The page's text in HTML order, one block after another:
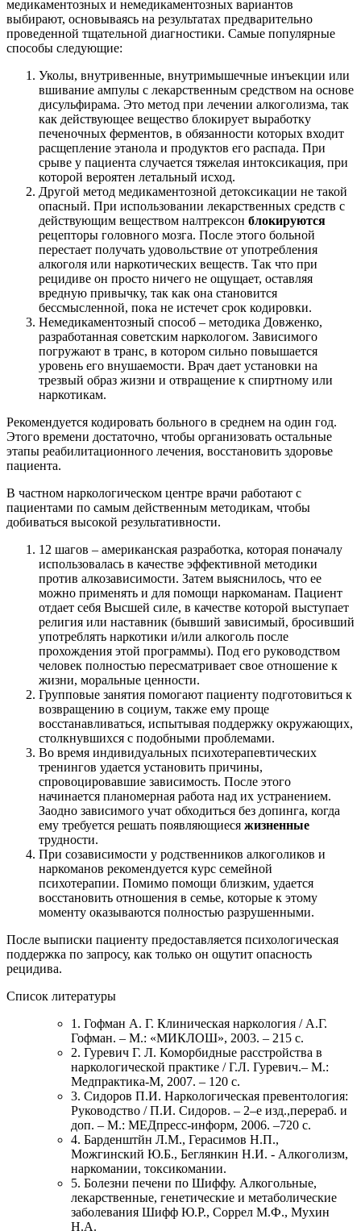
медикаментозных и немедикаментозных вариантов
выбирают, основываясь на результатах предварительно
проведенной тщательной диагностики. Самые популярные
способы следующие:
Уколы, внутривенные, внутримышечные инъекции или
вшивание ампулы с лекарственным средством на основе
дисульфирама. Это метод при лечении алкоголизма, так
как действующее вещество блокирует выработку
печеночных ферментов, в обязанности которых входит
расщепление этанола и продуктов его распада. При
срыве у пациента случается тяжелая интоксикация, при
которой вероятен летальный исход.
Другой метод медикаментозной детоксикации не такой
опасный. При использовании лекарственных средств с
действующим веществом налтрексон блокируются
рецепторы головного мозга. После этого больной
перестает получать удовольствие от употребления
алкоголя или наркотических веществ. Так что при
рецидиве он просто ничего не ощущает, оставляя
вредную привычку, так как она становится
бессмысленной, пока не истечет срок кодировки.
Немедикаментозный способ – методика Довженко,
разработанная советским наркологом. Зависимого
погружают в транс, в котором сильно повышается
уровень его внушаемости. Врач дает установки на
трезвый образ жизни и отвращение к спиртному или
наркотикам.
Рекомендуется кодировать больного в среднем на один год.
Этого времени достаточно, чтобы организовать остальные
этапы реабилитационного лечения, восстановить здоровье
пациента.
В частном наркологическом центре врачи работают с
пациентами по самым действенным методикам, чтобы
добиваться высокой результативности.
12 шагов – американская разработка, которая поначалу
использовалась в качестве эффективной методики
против алкозависимости. Затем выяснилось, что ее
можно применять и для помощи наркоманам. Пациент
отдает себя Высшей силе, в качестве которой выступает
религия или наставник (бывший зависимый, бросивший
употреблять наркотики и/или алкоголь после
прохождения этой программы). Под его руководством
человек полностью пересматривает свое отношение к
жизни, моральные ценности.
Групповые занятия помогают пациенту подготовиться к
возвращению в социум, также ему проще
восстанавливаться, испытывая поддержку окружающих,
столкнувшихся с подобными проблемами.
Во время индивидуальных психотерапевтических
тренингов удается установить причины,
спровоцировавшие зависимость. После этого
начинается планомерная работа над их устранением.
Заодно зависимого учат обходиться без допинга, когда
ему требуется решать появляющиеся жизненные
трудности.
При созависимости у родственников алкоголиков и
наркоманов рекомендуется курс семейной
психотерапии. Помимо помощи близким, удается
восстановить отношения в семье, которые к этому
моменту оказываются полностью разрушенными.
После выписки пациенту предоставляется психологическая
поддержка по запросу, как только он ощутит опасность
рецидива.
Список литературы
1. Гофман А. Г. Клиническая наркология / А.Г.
Гофман. – М.: «МИКЛОШ», 2003. – 215 с.
2. Гуревич Г. Л. Коморбидные расстройства в
наркологической практике / Г.Л. Гуревич.– М.:
Медпрактика-М, 2007. – 120 с.
3. Сидоров П.И. Наркологическая превентология:
Руководство / П.И. Сидоров. – 2–е изд.,перераб. и
доп. – М.: МЕДпресс-информ, 2006. –720 с.
4. Барденштйн Л.М., Герасимов Н.П.,
Можгинский Ю.Б., Беглянкин Н.И. - Алкоголизм,
наркомании, токсикомании.
5. Болезни печени по Шиффу. Алкогольные,
лекарственные, генетические и метаболические
заболевания Шифф Ю.Р., Соррел М.Ф., Мухин
Н.А.